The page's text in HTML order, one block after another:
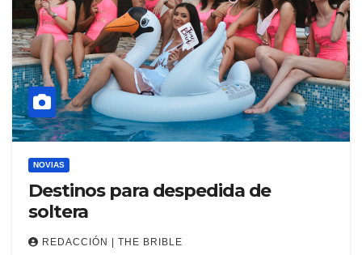
NOVIAS
Destinos para despedida de
soltera
REDACCIÓN | THE BRIBLE